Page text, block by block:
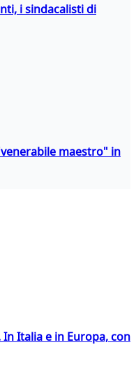
i sindacalisti di
maestro" in
In Italia e in Europa, con